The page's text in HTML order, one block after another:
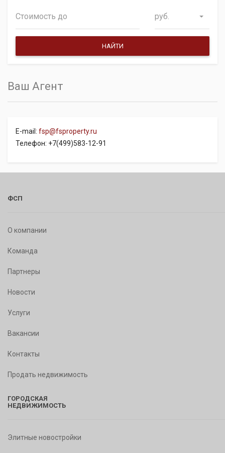
руб.
Ваш Агент
E-mail: fsp@fsproperty.ru
Телефон: +7(499)583-12-91
ФСП
О компании
Команда
Партнеры
Новости
Услуги
Вакансии
Контакты
Продать недвижимость
ГОРОДСКАЯ
НЕДВИЖИМОСТЬ
Элитные новостройки